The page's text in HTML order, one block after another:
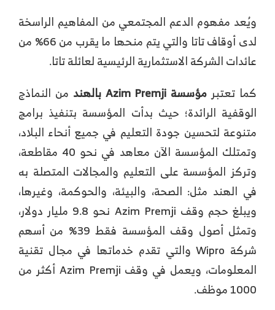
ويُعد مفهوم الدعم المجتمعي من المفاهيم الراسخة
لدى أوقاف تاتا والتي يتم منحها ما يقرب من 66% من
عائدات الشركة الاستثمارية الرئيسية لعائلة تاتا.
كما تعتبر مؤسسة بالهند من النماذج
الوقفية الرائدة؛ حيث بدأت المؤسسة بتنفيذ برامج
متنوعة لتحسين جودة التعليم في جميع أنحاء البلاد،
وتمتلك المؤسسة الآن معاهد في نحو 40 مقاطعة،
وتركز المؤسسة على التعليم والمجالات المتصلة به
في الهند مثل: الصحة، والبيئة، والحوكمة، وغيرها،
ويبلغ حجم وقف Azim Premji نحو 9.8 مليار دولار،
وتمثل أصول وقف المؤسسة فقط 39% من أسهم
شركة Wipro والتي تقدم خدماتها في مجال تقنية
المعلومات، ويعمل في وقف Azim Premji أكثر من
1000 موظف.